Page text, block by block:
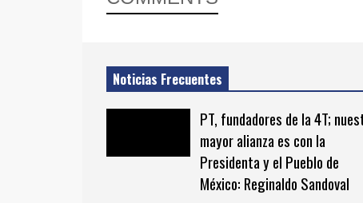
Noticias Frecuentes
PT, fundadores de la 4T;
mayor alianza es con la
Presidenta y el Pueblo de
México: Reginaldo Sandoval